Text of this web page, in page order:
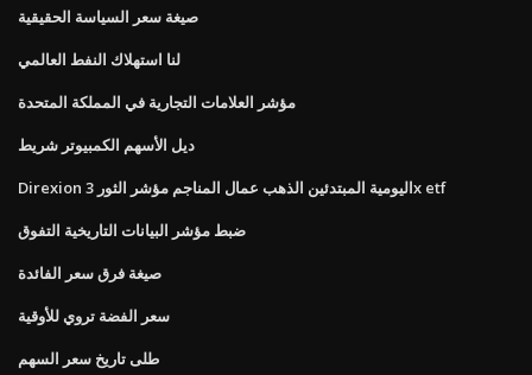
صيغة سعر السياسة الحقيقية
لنا استهلاك النفط العالمي
مؤشر العلامات التجارية في المملكة المتحدة
ديل الأسهم الكمبيوتر شريط
Direxion اليومية المبتدئين الذهب عمال المناجم مؤشر الثور 3x etf
ضبط مؤشر البيانات التاريخية التفوق
صيغة فرق سعر الفائدة
سعر الفضة تروي للأوقية
طلى تاريخ سعر السهم